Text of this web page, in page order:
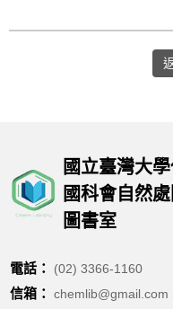
國立臺灣大
國科會自然
圖書室
電話： (02) 3366-1160
信箱： chemlib@gmail.com